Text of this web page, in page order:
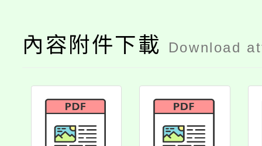
內容附件下載 Download